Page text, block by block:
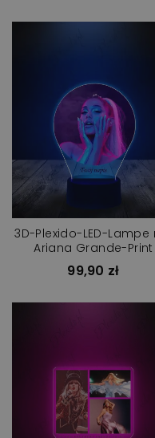
3D-Plexido-LED-Lampe
Ariana Grande-Print
99,90 zł